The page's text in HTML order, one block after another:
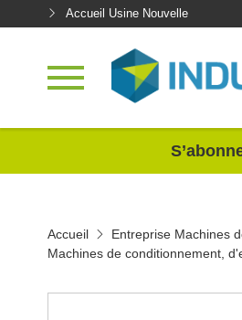
Accueil Usine Nouvelle
Accueil Entreprise Machines
Machines de conditionnement,